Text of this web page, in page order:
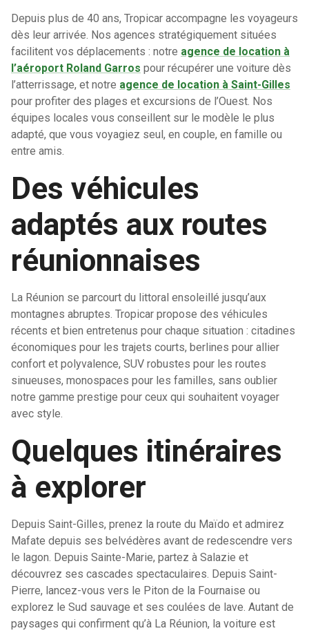
Depuis plus de 40 ans, Tropicar accompagne les voyageurs
dès leur arrivée. Nos agences stratégiquement situées
facilitent vos déplacements : notre agence de location à
l’aéroport Roland Garros pour récupérer une voiture dès
l’atterrissage, et notre agence de location à Saint-Gilles
pour profiter des plages et excursions de l’Ouest. Nos
équipes locales vous conseillent sur le modèle le plus
adapté, que vous voyagiez seul, en couple, en famille ou
entre amis.
Des véhicules
adaptés aux routes
réunionnaises
La Réunion se parcourt du littoral ensoleillé jusqu’aux
montagnes abruptes. Tropicar propose des véhicules
récents et bien entretenus pour chaque situation : citadines
économiques pour les trajets courts, berlines pour allier
confort et polyvalence, SUV robustes pour les routes
sinueuses, monospaces pour les familles, sans oublier
notre gamme prestige pour ceux qui souhaitent voyager
avec style.
Quelques itinéraires
à explorer
Depuis Saint-Gilles, prenez la route du Maïdo et admirez
Mafate depuis ses belvédères avant de redescendre vers
le lagon. Depuis Sainte-Marie, partez à Salazie et
découvrez ses cascades spectaculaires. Depuis Saint-
Pierre, lancez-vous vers le Piton de la Fournaise ou
explorez le Sud sauvage et ses coulées de lave. Autant de
paysages qui confirment qu’à La Réunion, la voiture est